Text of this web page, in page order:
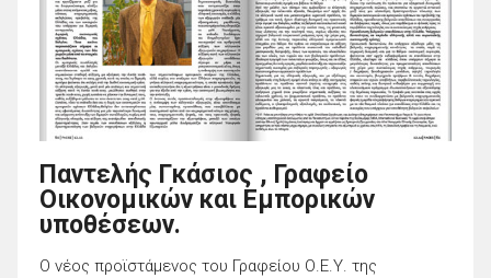
Παντελής Γκάσιος , Γραφείο
Οικονομικών και Εμπορικών
υποθέσεων.
Ο νέος προϊστάμενος του Γραφείου Ο.Ε.Υ. της